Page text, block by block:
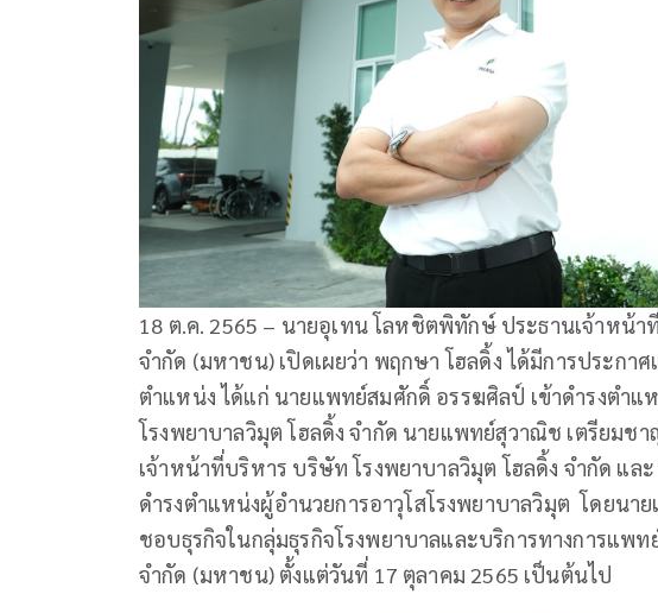
18 ต.ค. 2565 – นายอุเทน โลหชิตพิทักษ์ ประธานเจ้าหน้
จำกัด (มหาชน) เปิดเผยว่า พฤกษา โฮลดิ้ง ได้มีการประกา
ตำแหน่ง ได้แก่ นายแพทย์สมศักดิ์ อรรฆศิลป์ เข้าดำรงตำ
โรงพยาบาลวิมุต โฮลดิ้ง จำกัด นายแพทย์สุวาณิช เตรียมช
เจ้าหน้าที่บริหาร บริษัท โรงพยาบาลวิมุต โฮลดิ้ง จำกัด แล
ดำรงตำแหน่งผู้อำนวยการอาวุโสโรงพยาบาลวิมุต โดยน
ชอบธุรกิจในกลุ่มธุรกิจโรงพยาบาลและบริการทางการแพ
จำกัด (มหาชน) ตั้งแต่วันที่ 17 ตุลาคม 2565 เป็นต้นไป